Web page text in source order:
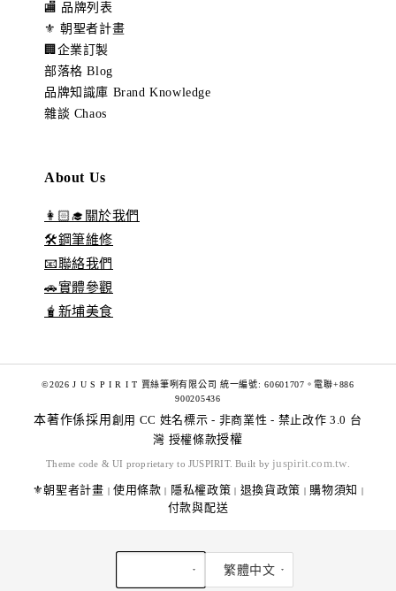
🏬 品牌列表
⚜️ 朝聖者計畫
🏢企業訂製
部落格 Blog
品牌知識庫 Brand Knowledge
雜談 Chaos
About Us
👩🏻‍🎓關於我們
🛠️鋼筆維修
📧聯絡我們
🚗實體參觀
🧋新埔美食
©2026 J U S P I R I T 賈絲筆咧有限公司 統一編號: 60601707。電聯+886
900205436
本著作係採用 創用 CC 姓名標示 - 非商業性 - 禁止改作 3.0 台
灣 授權條款授權
Theme code & UI proprietary to JUSPIRIT. Built by juspirit.com.tw
⚜️朝聖者計畫 | 使用條款 | 隱私權政策 | 退換貨政策 | 購物須知 |
付款與配送